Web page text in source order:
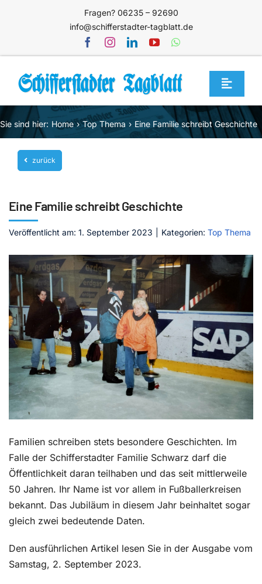
Fragen? 06235 – 92690
info@schifferstadter-tagblatt.de
Toggle
Home
Themen
Blog
Service
Mediathek
Jetzt abonnieren
Kontakt
Sie sind hier: Home Top Thema Eine Familie schreibt Geschichte
zurück
Eine Familie schreibt Geschichte
Veröffentlicht am: 1. September 2023 Kategorien: Top Thema
Familien schreiben stets besondere Geschichten. Im
Falle der Schifferstadter Familie Schwarz darf die
Öffentlichkeit daran teilhaben und das seit mittlerweile
50 Jahren. Ihr Name ist vor allem in Fußballerkreisen
bekannt. Das Jubiläum in diesem Jahr beinhaltet sogar
gleich zwei bedeutende Daten.
Den ausführlichen Artikel lesen Sie in der Ausgabe vom
Samstag, 2. September 2023.